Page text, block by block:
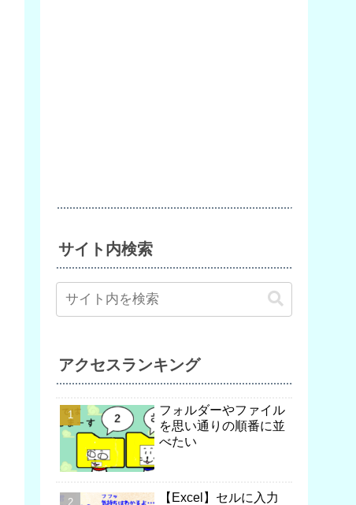
サイト内検索
アクセスランキング
フォルダーやファイル
を思い通りの順番に並
べたい
【Excel】セルに入力